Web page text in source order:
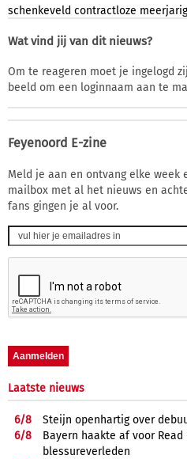
schenkeveld contractloze
Wat vind jij van dit nieuws?
Om te reageren moet je ingelogd
beeld om een loginnaam aan te
Feyenoord E-zine
Meld je aan en ontvang elke week
mailbox met al het nieuws en
fans gingen je al voor.
Laatste nieuws
6/8
Steijn openhartig over
6/8
Bayern haakte af voor
blessureverleden